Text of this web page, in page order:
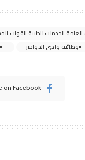
العامة للخدمات الطبية للقوات
وظائف وادي الدواسر
on Facebook